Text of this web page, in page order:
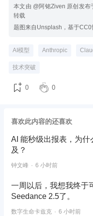
本文由 @阿铭Ziven 原创发
转载
题图来自Unsplash，基于CC0
AI模型 Anthropic
技术突破
0 0
喜欢此内容的还喜欢
AI 能秒级出报表，为什
及？
钟文峰 6 小时前
一周以后，我想我终于
Seedance 2.5了。
数字生命卡兹克 6 小时前